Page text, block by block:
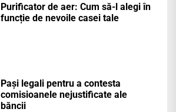
Purificator de aer: Cum să-l alegi în
funcție de nevoile casei tale
Pași legali pentru a contesta
comisioanele nejustificate ale
băncii